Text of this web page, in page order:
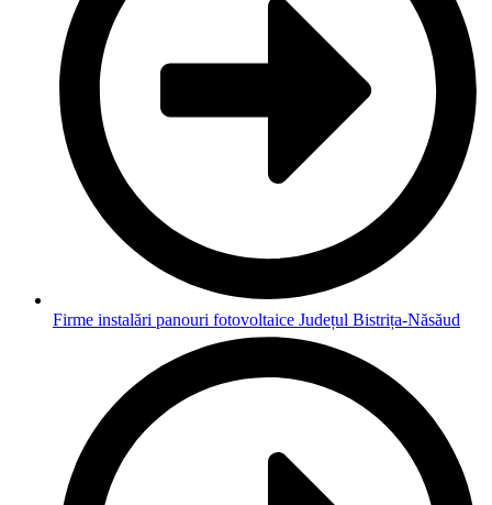
Firme instalări panouri fotovoltaice Județul Bistrița-Năsăud